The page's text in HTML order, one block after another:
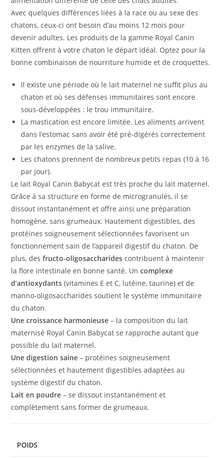
Avec quelques différences liées à la race ou au sexe des
chatons, ceux-ci ont besoin d’au moins 12 mois pour
devenir adultes. Les produits de la gamme Royal Canin
Kitten offrent à votre chaton le départ idéal. Optez pour la
bonne combinaison de nourriture humide et de croquettes.
Il existe une période où le lait maternel ne suffit plus au
chaton et où ses défenses immunitaires sont encore
sous-développées : le trou immunitaire.
La mastication est encore limitée. Les aliments arrivent
dans l’estomac sans avoir été pré-digérés correctement
par les enzymes de la salive.
Les chatons prennent de nombreux petits repas (10 à 16
par jour).
Le lait Royal Canin Babycat est très proche du lait maternel.
Grâce à sa structure en forme de microgranulés, il se
dissout instantanément et offre ainsi une préparation
homogène, sans grumeaux. Hautement digestibles, des
protéines soigneusement sélectionnées favorisent un
fonctionnement sain de l’appareil digestif du chaton. De
plus, desfructo-oligosaccharides contribuent à maintenir
la flore intestinale en bonne santé. Uncomplexe
d’antioxydants (vitamines E et C, lutéine, taurine) et de
manno-oligosaccharides soutient le système immunitaire
du chaton.
Une croissance harmonieuse – la composition du lait
maternisé Royal Canin Babycat se rapproche autant que
possible du lait maternel.
Une digestion saine – protéines soigneusement
sélectionnées et hautement digestibles adaptées au
système digestif du chaton.
Lait en poudre– se dissout instantanément et
complètement sans former de grumeaux.
POIDS